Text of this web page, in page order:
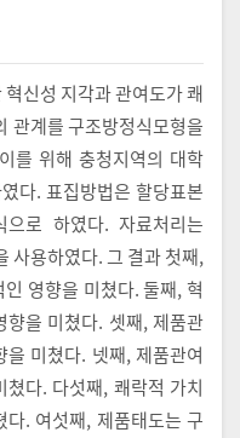
신성 지각과 관여도가 쾌
관계를 구조방정식모형을
를 위해 충청지역의 대학
다. 표집방법은 할당표본
으로 하였다. 자료처리는
사용하였다. 그 결과 첫째,
영향을 미쳤다. 둘째, 혁
향을 미쳤다. 셋째, 제품관
미쳤다. 넷째, 제품관여
다. 다섯째, 쾌락적 가치
. 여섯째, 제품태도는 구